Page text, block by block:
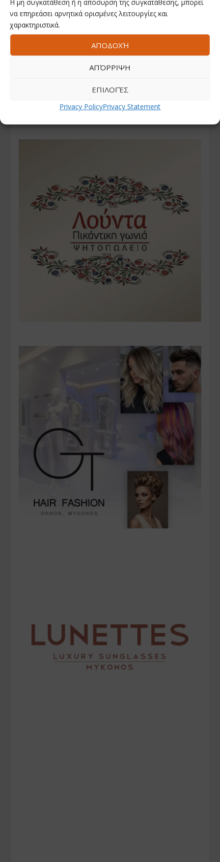
Η μη συγκατάθεση ή η απόσυρση της συγκατάθεσης, μπορεί
να επηρεάσει αρνητικά ορισμένες λειτουργίες και
χαρακτηριστικά.
ΑΠΟΔΟΧΉ
ΑΠΌΡΡΙΨΗ
ΕΠΙΛΟΓΈΣ
Privacy PolicyPrivacy Statement